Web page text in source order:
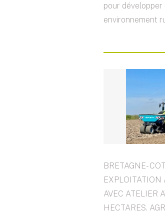
pour
environnement
BRETAGNE-
EXPLOITATION
AVEC ATELIER
HECTARES.